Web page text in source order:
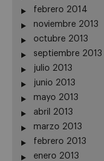
febrero 2014
noviembre 2013
octubre 2013
septiembre 2013
julio 2013
junio 2013
mayo 2013
abril 2013
marzo 2013
febrero 2013
enero 2013